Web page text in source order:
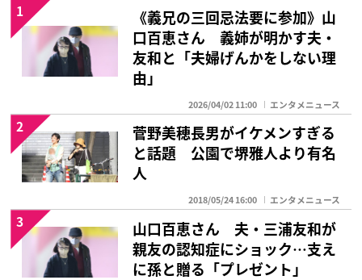
《義兄の三回忌法要に参加》山
口百恵さん 義姉が明かす夫・
友和と「夫婦げんかをしない理
由」
2026/04/02 11:00 エンタメニュース
1
菅野美穂長男がイケメンすぎる
と話題 公園で堺雅人より有名
人
2018/05/24 16:00 エンタメニュース
2
山口百恵さん 夫・三浦友和が
親友の認知症にショック…支え
に孫と贈る「プレゼント」
3